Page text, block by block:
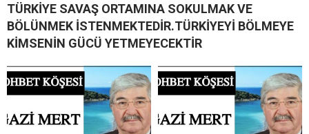
TÜRKİYE SAVAŞ ORTAMINA SOKULMAK VE
BÖLÜNMEK İSTENMEKTEDİR.TÜRKİYEYİ BÖLMEYE
KİMSENİN GÜCÜ YETMEYECEKTİR